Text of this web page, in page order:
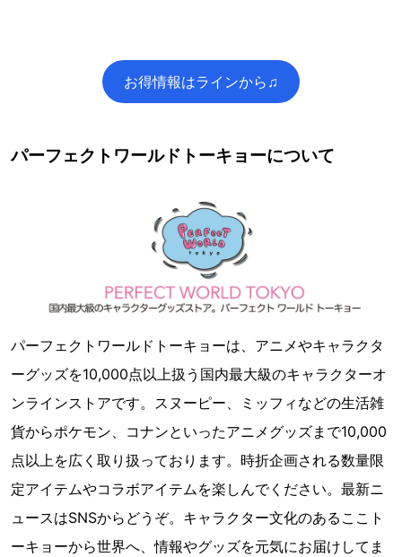
お得情報はラインから♫
パーフェクトワールドトーキョーについて
パーフェクトワールドトーキョーは、アニメやキャラクタ
ーグッズを10,000点以上扱う国内最大級のキャラクターオ
ンラインストアです。スヌーピー、ミッフィなどの生活雑
貨からポケモン、コナンといったアニメグッズまで10,000
点以上を広く取り扱っております。時折企画される数量限
定アイテムやコラボアイテムを楽しんでください。最新ニ
ュースはSNSからどうぞ。キャラクター文化のあるここト
ーキョーから世界へ、情報やグッズを元気にお届けしてま